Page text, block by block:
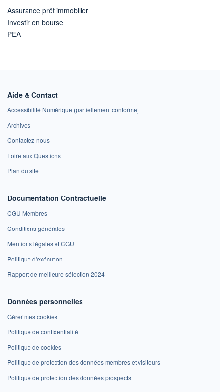
Assurance prêt immobilier
Investir en bourse
PEA
Aide & Contact
Accessibilité Numérique (partiellement conforme)
Archives
Contactez-nous
Foire aux Questions
Plan du site
Documentation Contractuelle
CGU Membres
Conditions générales
Mentions légales et CGU
Politique d'exécution
Rapport de meilleure sélection 2024
Données personnelles
Gérer mes cookies
Politique de confidentialité
Politique de cookies
Politique de protection des données membres et visiteurs
Politique de protection des données prospects